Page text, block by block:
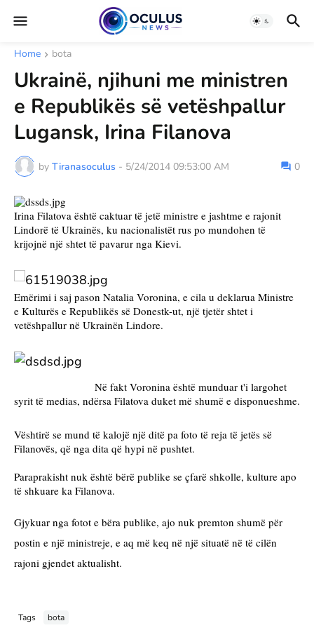
Home bota
Ukrainë, njihuni me ministren
e Republikës së vetëshpallur
Lugansk, Irina Filanova
by Tiranasoculus - 5/24/2014 09:53:00 AM 0
Irina Filatova është caktuar të jetë ministre e jashtme e rajonit
Lindorë të Ukrainës, ku nacionalistët rus po mundohen të
krijojnë një shtet të pavarur nga Kievi.
Emërimi i saj pason Natalia Voronina, e cila u deklarua Ministre
e Kulturës e Republikës së Donestk-ut, një tjetër shtet i
vetëshpallur në Ukrainën Lindore.
Në fakt Voronina është munduar t'i largohet
syrit të medias, ndërsa Filatova duket më shumë e disponueshme.
Vështirë se mund të kalojë një ditë pa foto të reja të jetës së
Filanovës, që nga dita që hypi në pushtet.
Paraprakisht nuk është bërë publike se çfarë shkolle, kulture apo
të shkuare ka Filanova.
Gjykuar nga fotot e bëra publike, ajo nuk premton shumë për
postin e një ministreje, e aq më keq në një situatë në të cilën
rajoni gjendet aktualisht.
Tags bota